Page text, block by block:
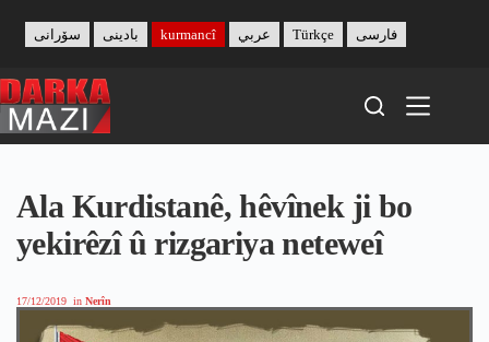
content
بادینی سۆرانی kurmancî عربي Türkçe فارسی
Ala Kurdistanê, hêvînek ji bo
yekirêzî û rizgariya neteweî
17/12/2019 in Nerîn